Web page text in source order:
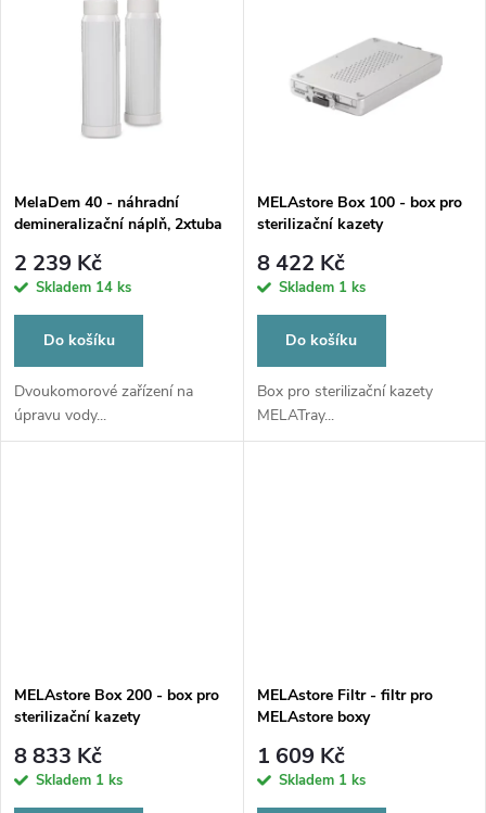
MelaDem 40 - náhradní
demineralizační náplň, 2xtuba
2 239 Kč
Skladem 14 ks
Do košíku
Dvoukomorové zařízení na
úpravu vody...
MELAstore Box 100 - box pro
sterilizační kazety
8 422 Kč
Skladem 1 ks
Do košíku
Box pro sterilizační kazety
MELATray...
MELAstore Box 200 - box pro
sterilizační kazety
8 833 Kč
Skladem 1 ks
MELAstore Filtr - filtr pro
MELAstore boxy
1 609 Kč
Skladem 1 ks